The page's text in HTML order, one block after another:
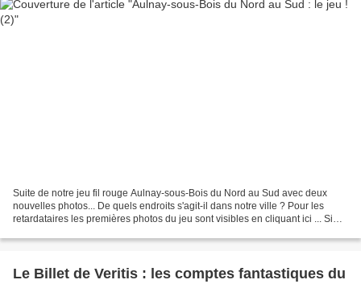
Suite de notre jeu fil rouge Aulnay-sous-Bois du Nord au Sud avec deux
nouvelles photos... De quels endroits s'agit-il dans notre ville ? Pour les
retardataires les premières photos du jeu sont visibles en cliquant ici ... Si
Le Billet de Veritis : les comptes fantastiques du